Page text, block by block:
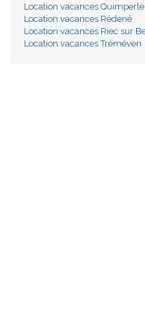
Location vacances Quimperlé
Location vacances Rédené
Location vacances Riec sur
Location vacances Tréméven